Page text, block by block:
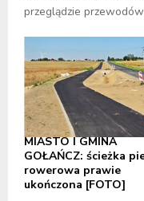
przeglądzie
MIASTO I GMINA
GOŁAŃCZ: ścieżka
rowerowa prawie
ukończona [FOTO]